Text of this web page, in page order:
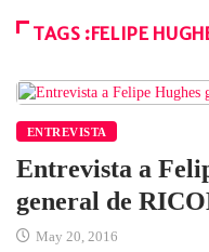
TAGS :FELIPE
ENTREVISTA
Entrevista a
general de
May 20, 2016